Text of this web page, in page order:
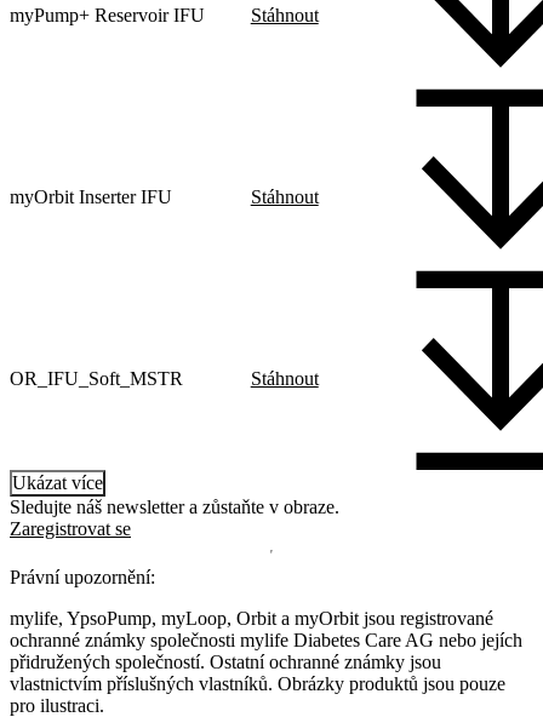
myPump+ Reservoir IFU Stáhnout
myOrbit Inserter IFU Stáhnout
OR_IFU_Soft_MSTR Stáhnout
Ukázat více
Sledujte náš newsletter a zůstaňte v obraze.
Zaregistrovat se
Právní upozornění:
mylife, YpsoPump, myLoop, Orbit a myOrbit jsou registrované
ochranné známky společnosti mylife Diabetes Care AG nebo jejích
přidružených společností. Ostatní ochranné známky jsou
vlastnictvím příslušných vlastníků. Obrázky produktů jsou pouze
pro ilustraci.